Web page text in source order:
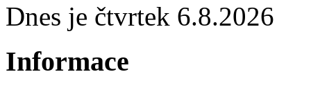
Dnes je čtvrtek 6.8.2026
Informace